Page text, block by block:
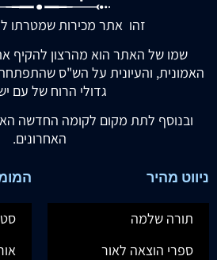
זהו אתר מכירות שמטרתו
שמו של האתר הוא מהרצון להקיף
האמונית, והעיונית על הש"ס
גדולי הרוח של עם
ובנוסף לתת מקום לקומה החדשה
האחרונים.
ניווט מהיר
תורה שלמה
ספרי הוצאה לאור